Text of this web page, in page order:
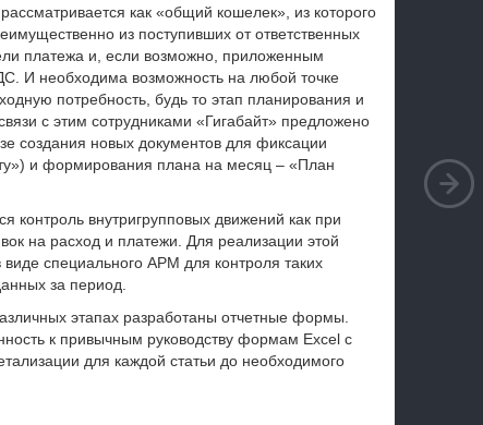
как «общий кошелек», из которого
из поступивших от ответственных
платежа и, если возможно, приложенным
И необходима возможность на любой точке
потребность, будь то этап планирования и
с этим сотрудниками «Гигабайт» предложено
создания новых документов для фиксации
и формирования плана на месяц – «План
контроль внутригрупповых движений как при
на расход и платежи. Для реализации этой
специального АРМ для контроля таких
за период.
этапах разработаны отчетные формы.
к привычным руководству формам Excel с
для каждой статьи до необходимого